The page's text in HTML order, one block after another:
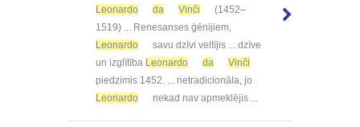
Leonardo da Vinči
(1452–
1519) ... Renesanses ģēnijiem,
Leonardo
savu dzīvi veltījis ... dzīve
un izglītība Leonardo da
Vinči
piedzimis 1452. ... netradicionāla, jo
Leonardo
nekad nav apmeklējis ...